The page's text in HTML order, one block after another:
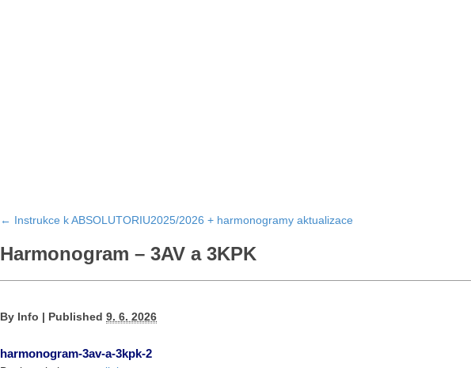
← Instrukce k ABSOLUTORIU2025/2026 + harmonogramy aktualizace
Harmonogram – 3AV a 3KPK
By Info | Published 9. 6. 2026
harmonogram-3av-a-3kpk-2